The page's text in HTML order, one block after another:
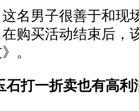
男子很善于和现
购买活动结束后，
。
打一折卖也有高利